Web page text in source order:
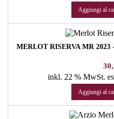
Aggiungi al
MERLOT RISERVA MR
inkl. 22 % MwSt.
Aggiungi al